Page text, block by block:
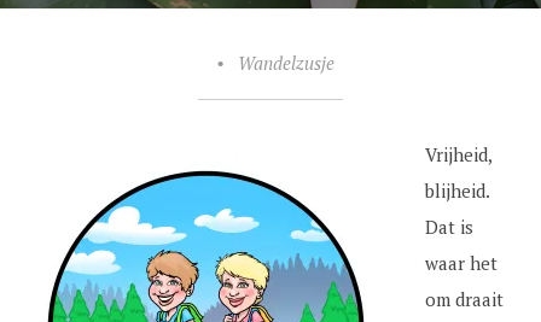
• Wandelzusje
Vrijheid,
blijheid.
Dat is
waar het
om draait